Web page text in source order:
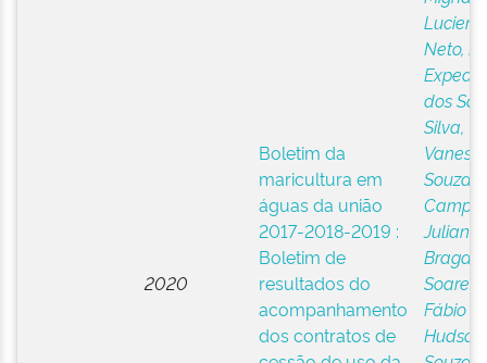
2020
Boletim da
maricultura em
águas da união
2017-2018-2019 :
Boletim de
resultados do
acompanhamento
dos contratos de
Luciene
Neto,
dos
Silva,
Souza
Juliana
Soares,
Fábio
Hudson